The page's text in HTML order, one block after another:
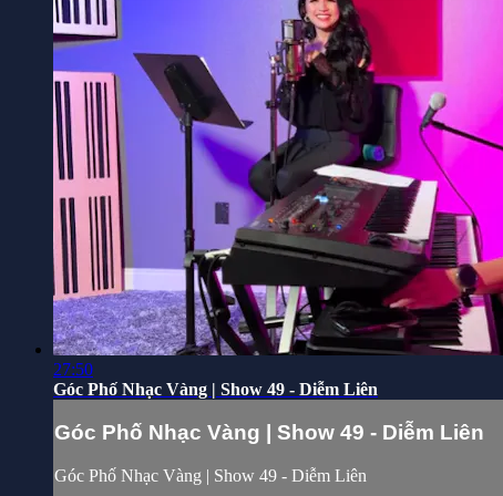
27:50
Góc Phố Nhạc Vàng | Show 49 - Diễm Liên
Góc Phố Nhạc Vàng | Show 49 - Diễm Liên
Góc Phố Nhạc Vàng | Show 49 - Diễm Liên